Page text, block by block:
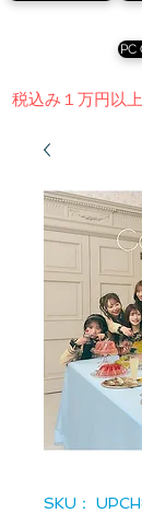
PC
税込み１万円以
SKU：